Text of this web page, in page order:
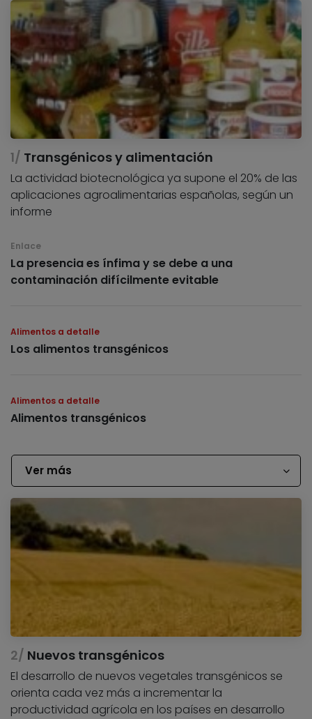
Transgénicos y alimentación
La actividad biotecnológica ya supone el 20% de las
aplicaciones agroalimentarias españolas, según un
informe
Enlace
La presencia es ínfima y se debe a una
contaminación difícilmente evitable
Alimentos a detalle
Los alimentos transgénicos
Alimentos a detalle
Alimentos transgénicos
Ver más
Nuevos transgénicos
El desarrollo de nuevos vegetales transgénicos se
orienta cada vez más a incrementar la
productividad agrícola en los países en desarrollo